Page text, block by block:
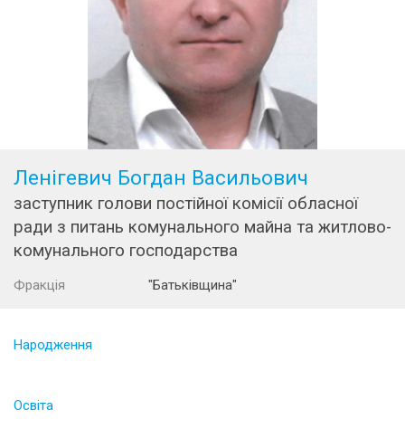
Ленігевич Богдан Васильович
заступник голови постійної комісії обласної
ради з питань комунального майна та житлово-
комунального господарства
Фракція "Батьківщина"
Народження
Освіта